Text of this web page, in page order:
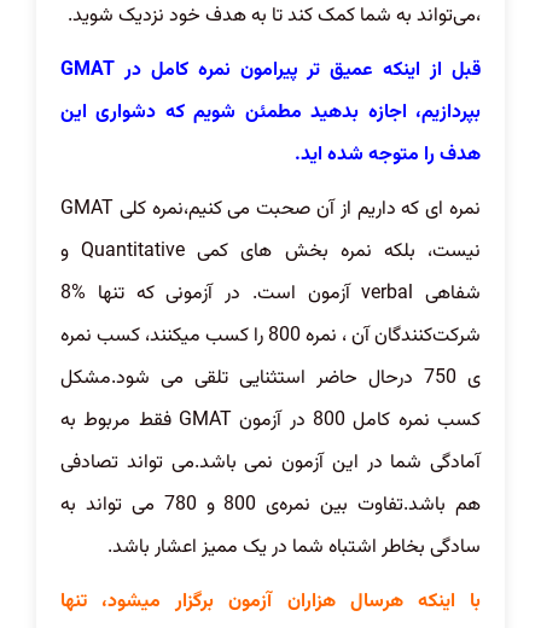
،می‌تواند به شما کمک کند تا به هدف خود نزدیک شوید.
قبل از اینکه عمیق تر پیرامون نمره کامل در GMAT
بپردازیم، اجازه بدهید مطمئن شویم که دشواری این
هدف را متوجه شده اید.
نمره ای که داریم از آن صحبت می کنیم،نمره کلی GMAT
نیست، بلکه نمره بخش های کمی Quantitative و
شفاهی verbal آزمون است. در آزمونی که تنها %8
شرکت‌کنندگان آن ، نمره 800 را کسب میکنند، کسب نمره
ی 750 درحال حاضر استثنایی تلقی می شود.مشکل
کسب نمره کامل 800 در آزمون GMAT فقط مربوط به
آمادگی شما در این آزمون نمی باشد.می تواند تصادفی
هم باشد.تفاوت بین نمره‌ی 800 و 780 می تواند به
سادگی بخاطر اشتباه شما در یک ممیز اعشار باشد.
با اینکه هرسال هزاران آزمون برگزار میشود، تنها